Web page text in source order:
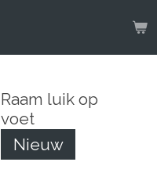
Raam luik op
voet
Nieuw